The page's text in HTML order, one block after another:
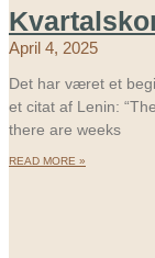
April 4, 2025
Det har været et
et citat af Lenin:
there are weeks
READ MORE »